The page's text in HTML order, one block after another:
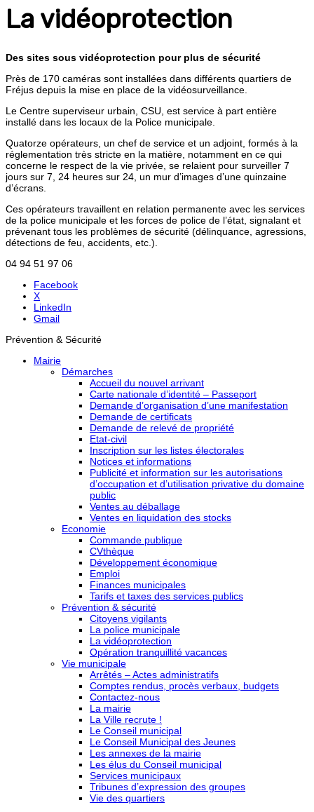
La vidéoprotection
Des sites sous vidéoprotection pour plus de sécurité
Près de 170 caméras sont installées dans différents quartiers de
Fréjus depuis la mise en place de la vidéosurveillance.
Le Centre superviseur urbain, CSU, est service à part entière
installé dans les locaux de la Police municipale.
Quatorze opérateurs, un chef de service et un adjoint, formés à la
réglementation très stricte en la matière, notamment en ce qui
concerne le respect de la vie privée, se relaient pour surveiller 7
jours sur 7, 24 heures sur 24, un mur d’images d’une quinzaine
d’écrans.
Ces opérateurs travaillent en relation permanente avec les services
de la police municipale et les forces de police de l’état, signalant et
prévenant tous les problèmes de sécurité (délinquance, agressions,
détections de feu, accidents, etc.).
04 94 51 97 06
Facebook
X
LinkedIn
Gmail
Prévention & Sécurité
Mairie
Démarches
Accueil du nouvel arrivant
Carte nationale d’identité – Passeport
Demande d’organisation d’une manifestation
Demande de certificats
Demande de relevé de propriété
Etat-civil
Inscription sur les listes électorales
Notices et informations
Publicité et information sur les autorisations
d’occupation et d’utilisation privative du domaine
public
Ventes au déballage
Ventes en liquidation des stocks
Economie
Commande publique
CVthèque
Développement économique
Emploi
Finances municipales
Tarifs et taxes des services publics
Prévention & sécurité
Citoyens vigilants
La police municipale
La vidéoprotection
Opération tranquillité vacances
Vie municipale
Arrêtés – Actes administratifs
Comptes rendus, procès verbaux, budgets
Contactez-nous
La mairie
La Ville recrute !
Le Conseil municipal
Le Conseil Municipal des Jeunes
Les annexes de la mairie
Les élus du Conseil municipal
Services municipaux
Tribunes d’expression des groupes
Vie des quartiers